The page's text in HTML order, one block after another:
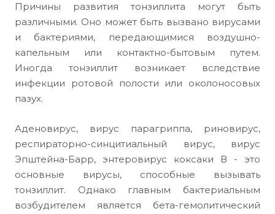
Причины развития тонзиллита могут быть
различными. Оно может быть вызвано вирусами
и бактериями, передающимися воздушно-
капельным или контактно-бытовым путем.
Иногда тонзиллит возникает вследствие
инфекции ротовой полости или околоносовых
пазух.
Аденовирус, вирус парагриппа, риновирус,
респираторно-синцитиальный вирус, вирус
Эпштейна-Барр, энтеровирус коксаки В - это
основные вирусы, способные вызывать
тонзиллит. Однако главным бактериальным
возбудителем является бета-гемолитический